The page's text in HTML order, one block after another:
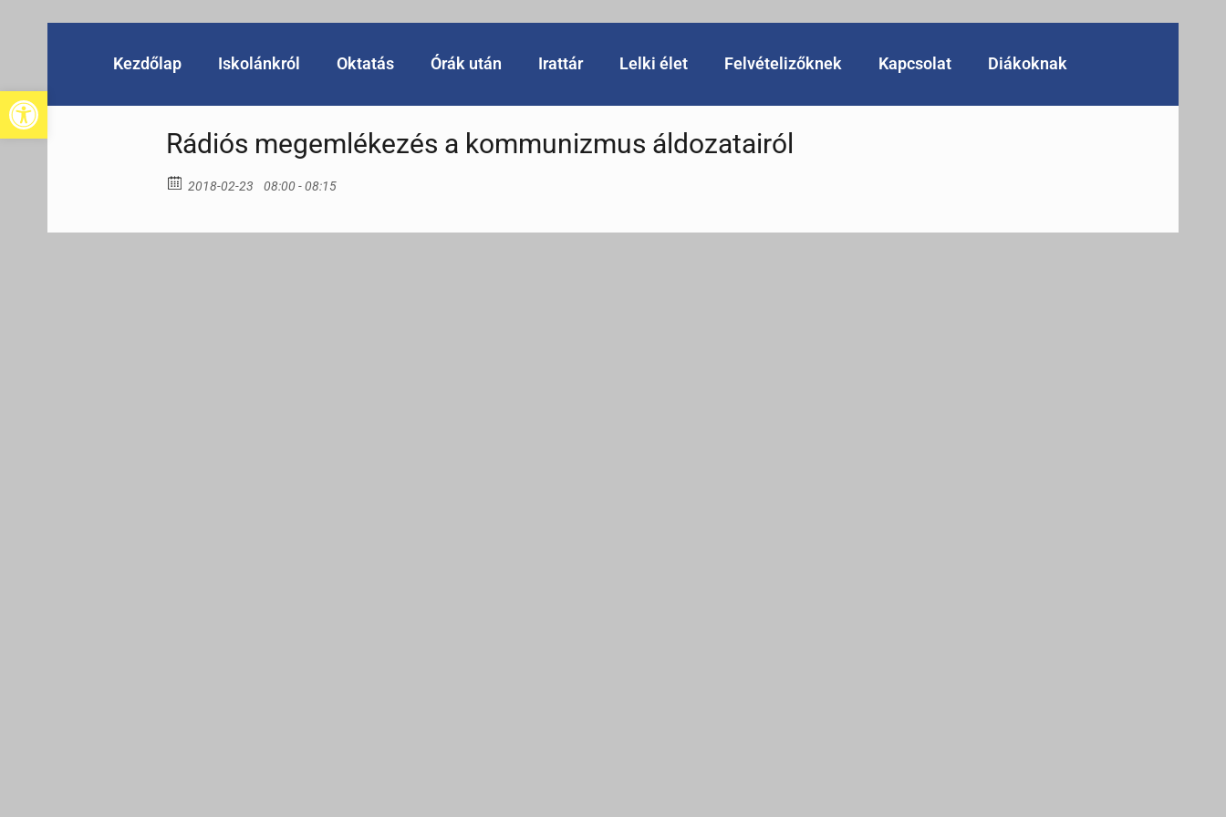
Eszköztár megnyitása
Kezdőlap Iskolánkról Oktatás Órák után Irattár Lelki élet Felvételizőknek Kapcsolat Diákoknak
Rádiós megemlékezés a kommunizmus áldozatairól
2018-02-23 08:00 - 08:15